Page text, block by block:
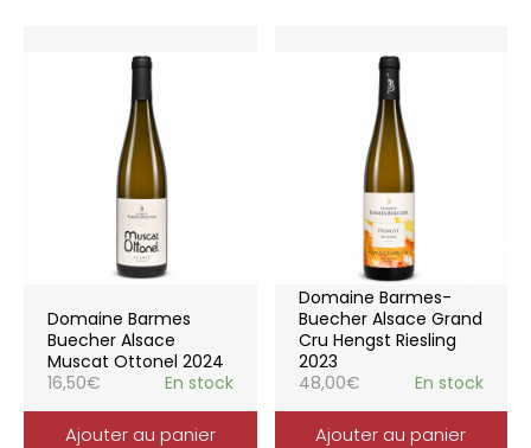
Domaine Barmes
Buecher Alsace
Muscat Ottonel 2024
16,50€ En stock
Ajouter au panier
Domaine Barmes-
Buecher Alsace Grand
Cru Hengst Riesling
2023
48,00€ En stock
Ajouter au panier